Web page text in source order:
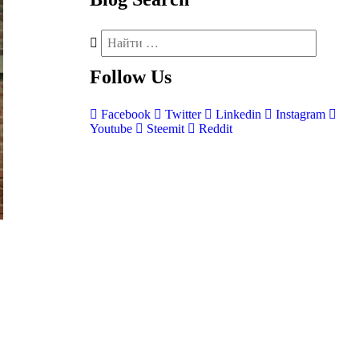
Follow Us
Facebook Twitter Linkedin
Instagram
Youtube
Steemit Reddit